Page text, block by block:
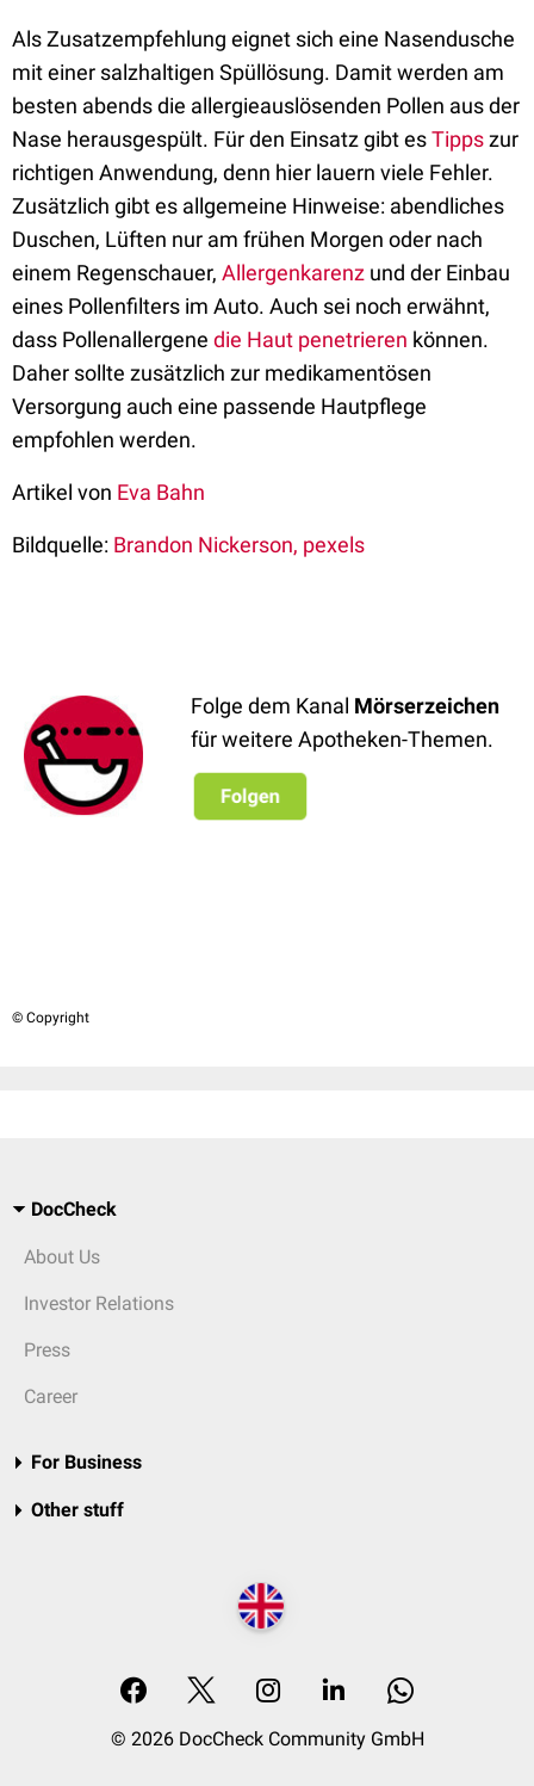
Als Zusatzempfehlung eignet sich eine Nasendusche
mit einer salzhaltigen Spüllösung. Damitwerden am
besten abends die allergieauslösenden Pollen aus der
Nase herausgespült. Für den Einsatz gibt esTippszur
richtigen Anwendung, denn hier lauern viele Fehler.
Zusätzlich gibt es allgemeine Hinweise: abendliches
Duschen, Lüften nur am frühen Morgen oder nach
einem Regenschauer, Allergenkarenz und der Einbau
eines Pollenfilters im Auto. Auch sei noch erwähnt,
dass Pollenallergene die Haut penetrieren können.
Daher sollte zusätzlich zur medikamentösen
Versorgung auch eine passende Hautpflege
empfohlen werden.
Artikel von Eva Bahn
Bildquelle: Brandon Nickerson, pexels
Folge dem Kanal Mörserzeichen
für weitere Apotheken-Themen.
© Copyright
DocCheck
About Us
Investor Relations
Press
Career
For Business
Other stuff
© 2026 DocCheck Community GmbH